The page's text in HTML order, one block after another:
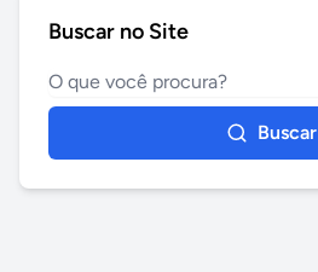
Buscar no Site
Buscar